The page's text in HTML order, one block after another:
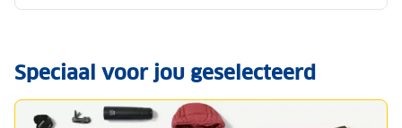
Speciaal voor jou geselecteerd